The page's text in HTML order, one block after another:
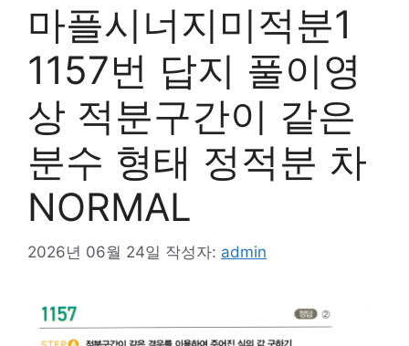
마플시너지미적분1
1157번 답지 풀이영
상 적분구간이 같은
분수 형태 정적분 차
NORMAL
2026년 06월 24일 작성자: admin